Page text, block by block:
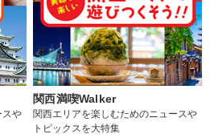
スや
関西満喫Walker
関西エリアを楽しむためのニュースや
トピックスを大特集